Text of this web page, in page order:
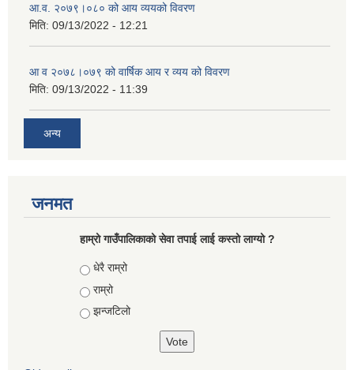
आ.व. २०७९।०८० को आय व्ययको विवरण
मिति: 09/13/2022 - 12:21
आ‍ व २०७८।०७९ को वार्षिक आय र व्यय को विवरण
मिति: 09/13/2022 - 11:39
अन्य
जनमत
हाम्रो गाउँपालिकाको सेवा तपाई लाई कस्तो लाग्यो ?
Choices
धेरै राम्रो
राम्रो
झन्जटिलो